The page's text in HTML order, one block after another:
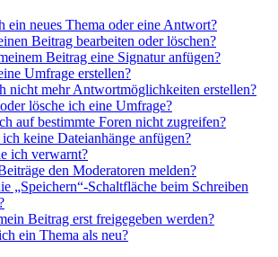
ein neues Thema oder eine Antwort?
Beitrag bearbeiten oder löschen?
Beitrag eine Signatur anfügen?
Umfrage erstellen?
nicht mehr Antwortmöglichkeiten erstellen?
lösche ich eine Umfrage?
auf bestimmte Foren nicht zugreifen?
keine Dateianhänge anfügen?
ich verwarnt?
den Moderatoren melden?
„Speichern“-Schaltfläche beim Schreiben
Beitrag erst freigegeben werden?
ein Thema als neu?